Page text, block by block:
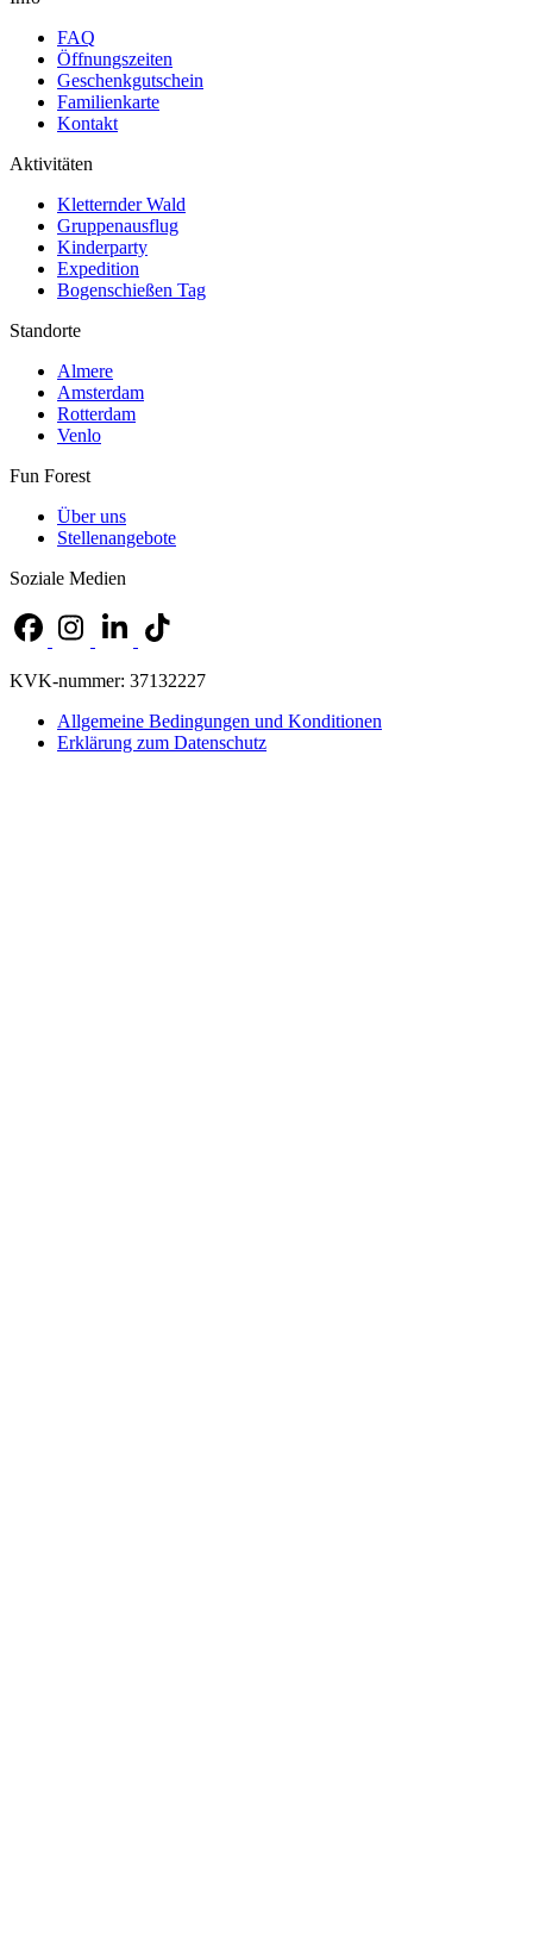
FAQ
Öffnungszeiten
Geschenkgutschein
Familienkarte
Kontakt
Aktivitäten
Kletternder Wald
Gruppenausflug
Kinderparty
Expedition
Bogenschießen Tag
Standorte
Almere
Amsterdam
Rotterdam
Venlo
Fun Forest
Über uns
Stellenangebote
Soziale Medien
KVK-nummer: 37132227
Allgemeine Bedingungen und Konditionen
Erklärung zum Datenschutz